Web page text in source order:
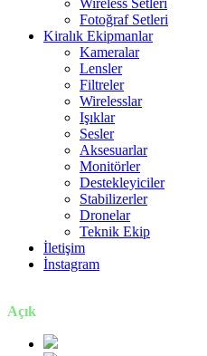
Wireless Setleri
Fotoğraf Setleri
Kiralık Ekipmanlar
Kameralar
Lensler
Filtreler
Wirelesslar
Işıklar
Sesler
Aksesuarlar
Monitörler
Destekleyiciler
Stabilizerler
Dronelar
Teknik Ekip
İletişim
İnstagram
Açık